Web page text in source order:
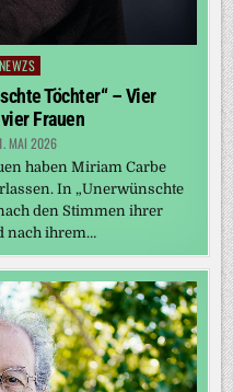
Töchter“ – Vier
Frauen
MAI 2026
haben Miriam Carbe
In „Unerwünschte
den Stimmen ihrer
nach ihrem…